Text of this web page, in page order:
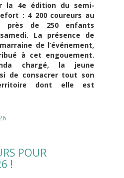
la 4e édition du semi-
: 4 200 coureurs au
près de 250 enfants
La présence de
de l’événement,
à cet engouement.
chargé, la jeune
de consacrer tout son
dont elle est
POUR
!